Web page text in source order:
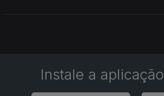
Instale a aplicação